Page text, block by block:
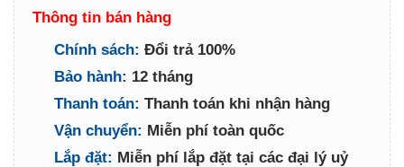
Thông tin bán hàng
Chính sách: Đổi trả 100%
Bảo hành: 12 tháng
Thanh toán: Thanh toán khi nhận hàng
Vận chuyển: Miễn phí toàn quốc
Lắp đặt: Miễn phí lắp đặt tại các đại lý uỷ